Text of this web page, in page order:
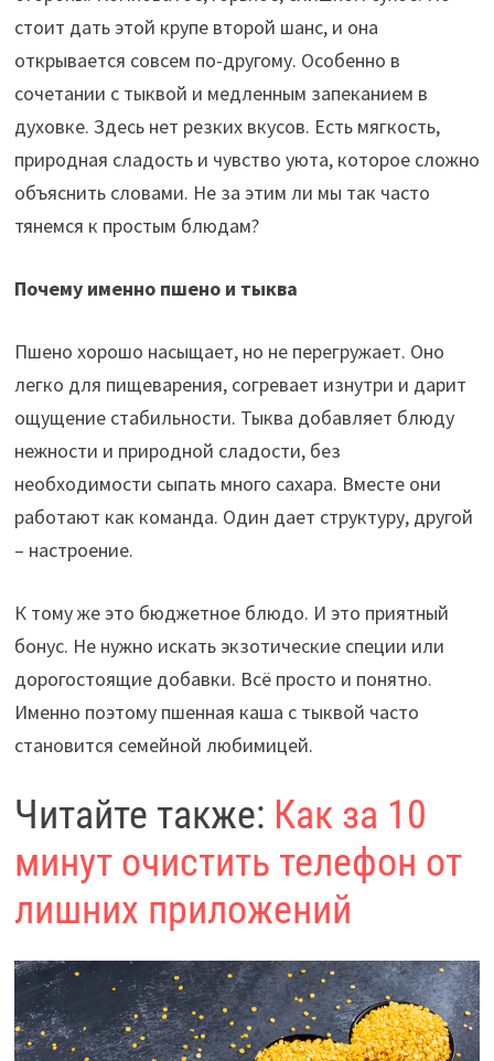
стоит дать этой крупе второй шанс, и она
открывается совсем по-другому. Особенно в
сочетании с тыквой и медленным запеканием в
духовке. Здесь нет резких вкусов. Есть мягкость,
природная сладость и чувство уюта, которое сложно
объяснить словами. Не за этим ли мы так часто
тянемся к простым блюдам?
Почему именно пшено и тыква
Пшено хорошо насыщает, но не перегружает. Оно
легко для пищеварения, согревает изнутри и дарит
ощущение стабильности. Тыква добавляет блюду
нежности и природной сладости, без
необходимости сыпать много сахара. Вместе они
работают как команда. Один дает структуру, другой
– настроение.
К тому же это бюджетное блюдо. И это приятный
бонус. Не нужно искать экзотические специи или
дорогостоящие добавки. Всё просто и понятно.
Именно поэтому пшенная каша с тыквой часто
становится семейной любимицей.
Читайте также: Как за 10
минут очистить телефон от
лишних приложений